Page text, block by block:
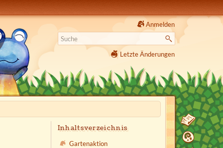
Anmelden
Letzte Änderungen
Inhaltsverzeichnis
Gartenaktion